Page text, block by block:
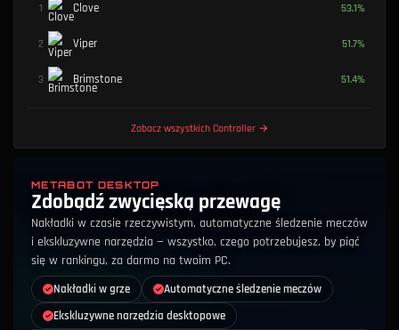
1 Clove 53.1%
2 Viper 51.7%
3 Brimstone 51.4%
Zobacz wszystkich Controller →
METABOT DESKTOP
Zdobądź zwycięską przewagę
Nakładki w czasie rzeczywistym, automatyczne śledzenie meczów
i ekskluzywne narzędzia — wszystko, czego potrzebujesz, by piąć
się w rankingu, za darmo na twoim PC.
Nakładki w grze
Automatyczne śledzenie meczów
Ekskluzywne narzędzia desktopowe